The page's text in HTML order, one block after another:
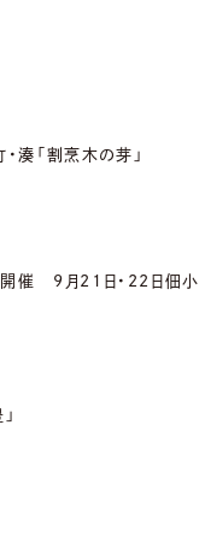
「割烹木の芽」
開催 9月21日・22日佃小